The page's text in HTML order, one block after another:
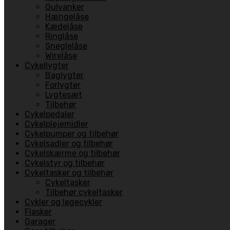
Gulvanker
Hængelåse
Kædelåse
Ringlåse
Sneglelåse
Wirelåse
Cykellygter
Baglygter
Forlygter
Lygtesæt
Tilbehør
Cykelpedaler
Cykelplejemidler
Cykelpumper og tilbehør
Cykelsadler og tilbehør
Cykelskærme og tilbehør
Cykelstyr og tilbehør
Cykeltasker og tilbehør
Cykeltasker
Tilbehør cykeltasker
Cykler og legecykler
Flasker
Garager